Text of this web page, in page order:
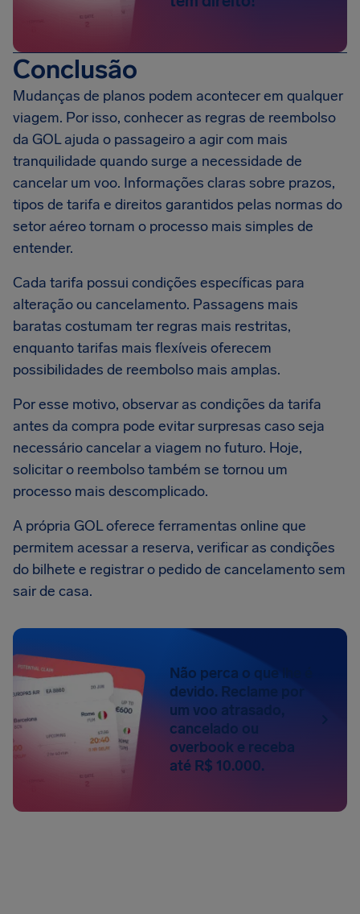
Conclusão
Mudanças de planos podem acontecer em qualquer
viagem. Por isso, conhecer as regras de reembolso
da GOL ajuda o passageiro a agir com mais
tranquilidade quando surge a necessidade de
cancelar um voo. Informações claras sobre prazos,
tipos de tarifa e direitos garantidos pelas normas do
setor aéreo tornam o processo mais simples de
entender.
Cada tarifa possui condições específicas para
alteração ou cancelamento. Passagens mais
baratas costumam ter regras mais restritas,
enquanto tarifas mais flexíveis oferecem
possibilidades de reembolso mais amplas.
Por esse motivo, observar as condições da tarifa
antes da compra pode evitar surpresas caso seja
necessário cancelar a viagem no futuro. Hoje,
solicitar o reembolso também se tornou um
processo mais descomplicado.
A própria GOL oferece ferramentas online que
permitem acessar a reserva, verificar as condições
do bilhete e registrar o pedido de cancelamento sem
sair de casa.
Não perca o que lhe é
devido. Reclame por
um voo atrasado,
cancelado ou
overbook e receba
até R$ 10.000.